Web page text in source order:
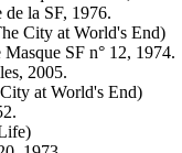
la SF, 1976.
City at World's End)
SF n° 12, 1974.
2005.
at World's End)